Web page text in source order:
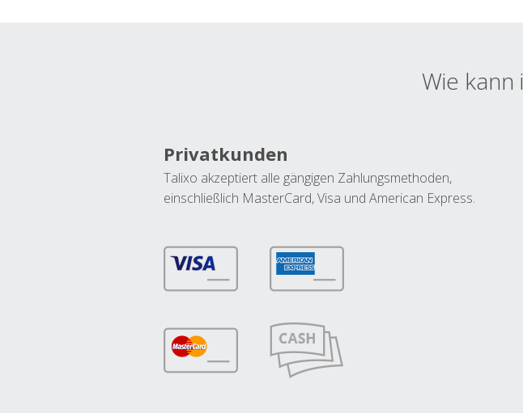
Wie kann
Privatkunden
Talixo akzeptiert alle gängigen Zahlungsmethoden,
einschließlich MasterCard, Visa und American Express.